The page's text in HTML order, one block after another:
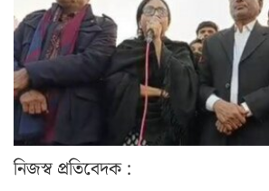
নিজস্ব প্রতিবেদক :